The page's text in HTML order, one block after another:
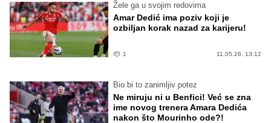
Žele ga u svojim redovima
Amar Dedić ima poziv koji je
ozbiljan korak nazad za karijeru!
1 11.05.26. 13:12
Bio bi to zanimljiv potez
Ne miruju ni u Benfici! Već se zna
ime novog trenera Amara Dedića
nakon što Mourinho ode?!